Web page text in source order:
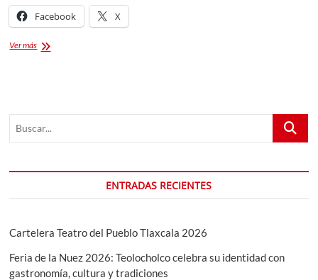
Facebook X
Ver másConoce
Buscar...
ENTRADAS RECIENTES
Cartelera Teatro del Pueblo Tlaxcala 2026
Feria de la Nuez 2026: Teolocholco celebra su identidad con
gastronomía, cultura y tradiciones